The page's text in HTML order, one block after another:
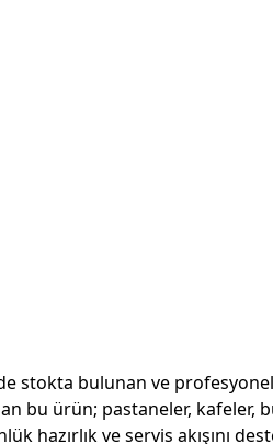
stokta bulunan ve
bu ürün; pastaneler,
hazırlık ve servis akışını